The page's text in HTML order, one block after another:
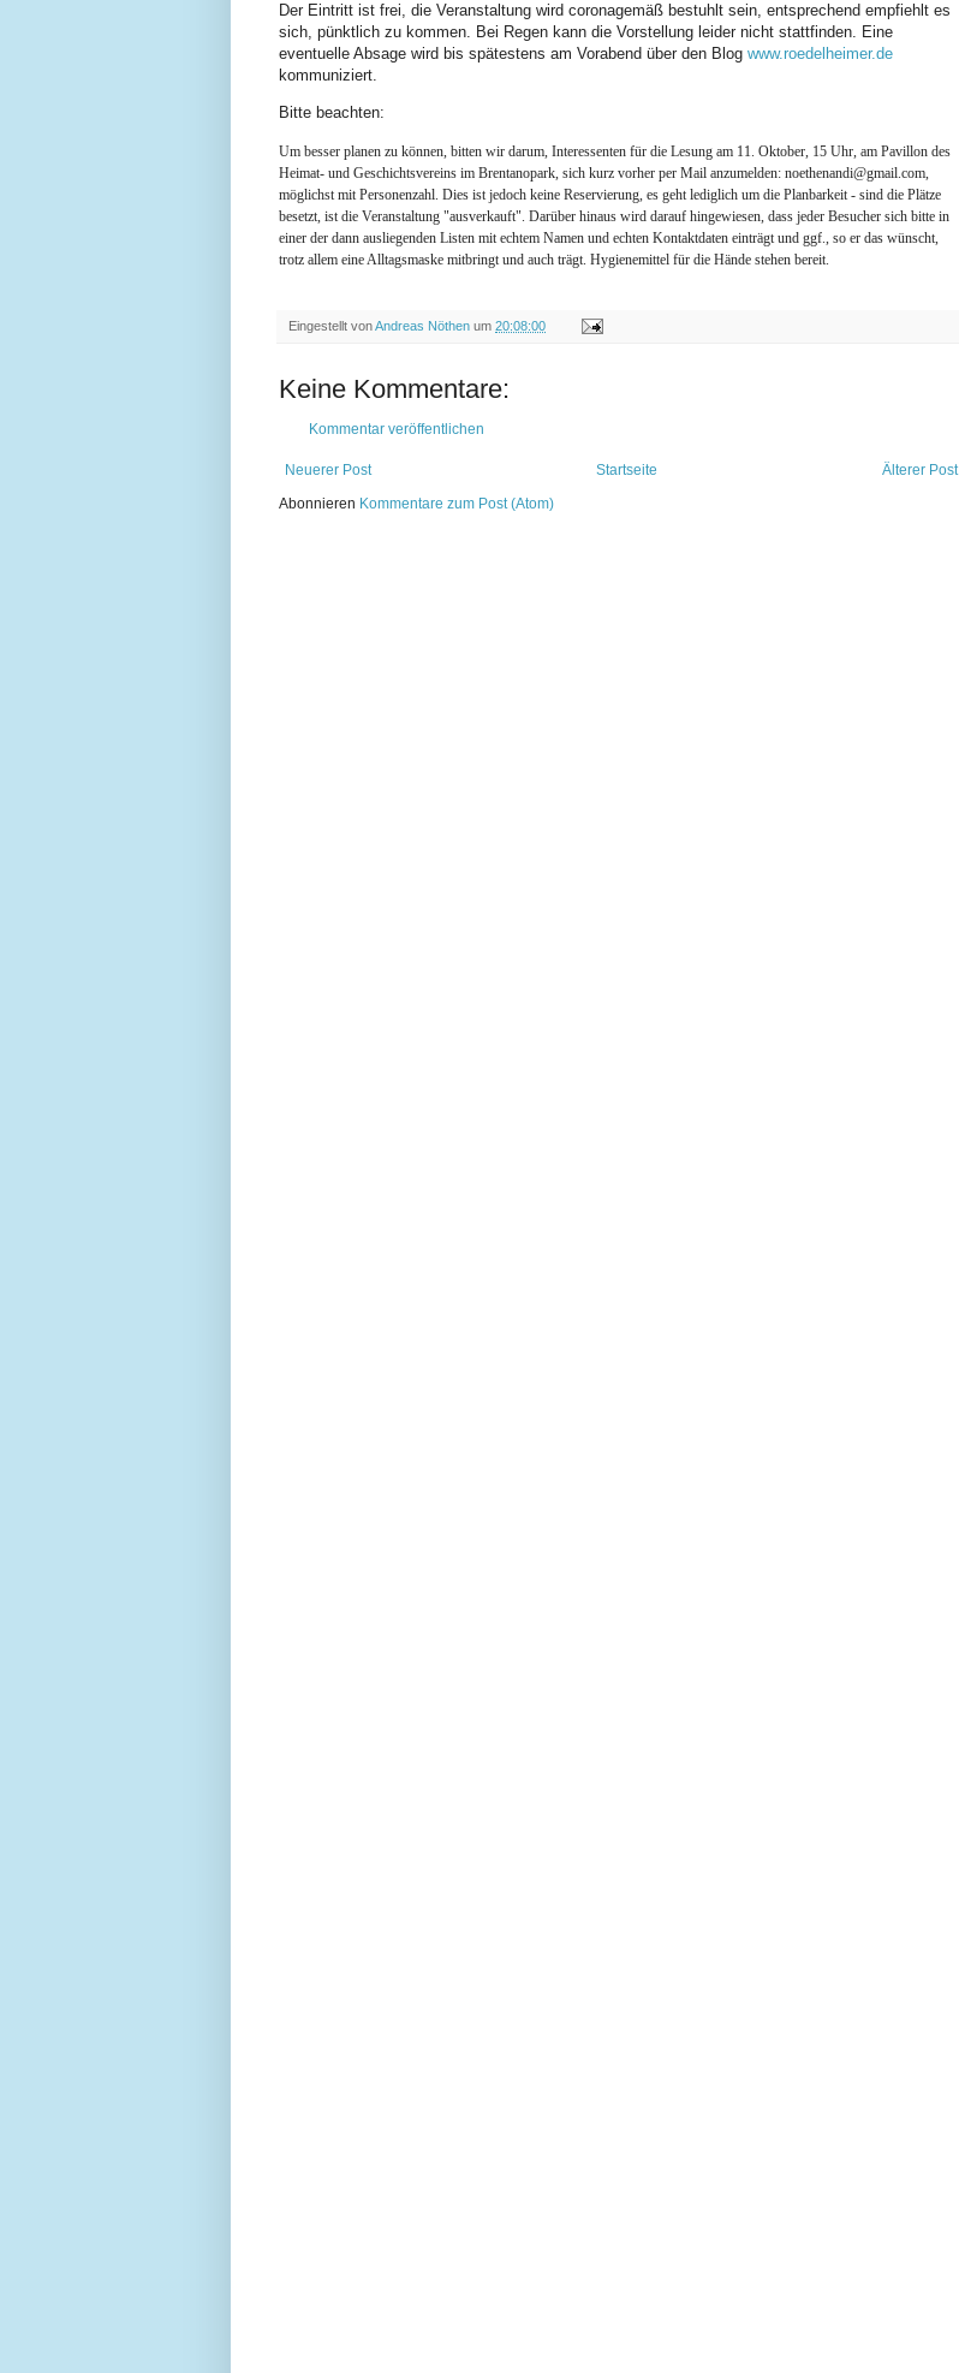
Der Eintritt ist frei, die Veranstaltung wird coronagemäß bestuhlt sein, entsprechend empfiehlt es
sich, pünktlich zu kommen. Bei Regen kann die Vorstellung leider nicht stattfinden. Eine
eventuelle Absage wird bis spätestens am Vorabend über den Blog www.roedelheimer.de
kommuniziert.
Bitte beachten:
Um besser planen zu können, bitten wir darum, Interessenten für die Lesung am 11. Oktober, 15 Uhr, am Pavillon des
Heimat- und Geschichtsvereins im Brentanopark, sich kurz vorher per Mail anzumelden: noethenandi@gmail.com,
möglichst mit Personenzahl. Dies ist jedoch keine Reservierung, es geht lediglich um die Planbarkeit - sind die Plätze
besetzt, ist die Veranstaltung "ausverkauft". Darüber hinaus wird darauf hingewiesen, dass jeder Besucher sich bitte in
einer der dann ausliegenden Listen mit echtem Namen und echten Kontaktdaten einträgt und ggf., so er das wünscht,
trotz allem eine Alltagsmaske mitbringt und auch trägt. Hygienemittel für die Hände stehen bereit.
Eingestellt vonAndreas Nöthen um 20:08:00
Keine Kommentare:
Kommentar veröffentlichen
Neuerer Post Älterer Post
Startseite
Abonnieren Kommentare zum Post (Atom)